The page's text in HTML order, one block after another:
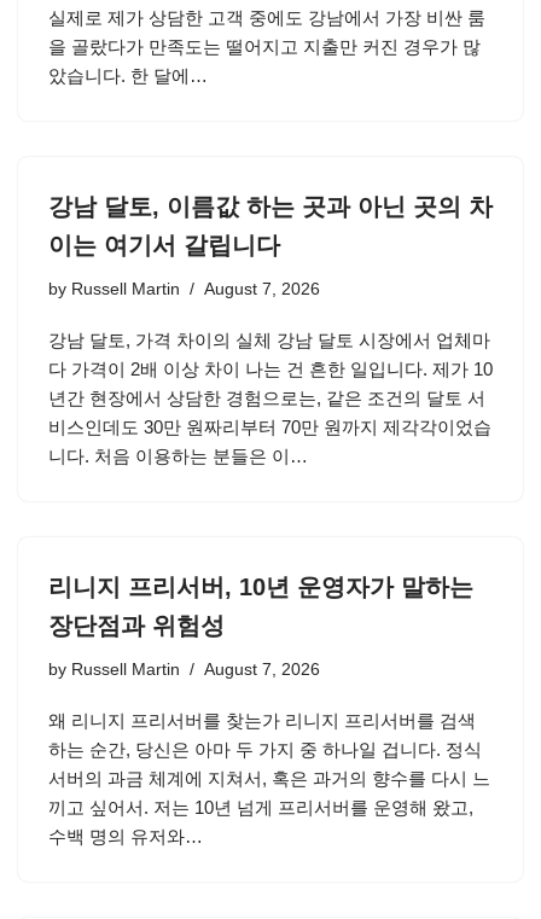
실제로 제가 상담한 고객 중에도 강남에서 가장 비싼 룸
을 골랐다가 만족도는 떨어지고 지출만 커진 경우가 많
았습니다. 한 달에…
강남 달토, 이름값 하는 곳과 아닌 곳의 차
이는 여기서 갈립니다
by Russell Martin August 7, 2026
강남 달토, 가격 차이의 실체 강남 달토 시장에서 업체마
다 가격이 2배 이상 차이 나는 건 흔한 일입니다. 제가 10
년간 현장에서 상담한 경험으로는, 같은 조건의 달토 서
비스인데도 30만 원짜리부터 70만 원까지 제각각이었습
니다. 처음 이용하는 분들은 이…
리니지 프리서버, 10년 운영자가 말하는
장단점과 위험성
by Russell Martin August 7, 2026
왜 리니지 프리서버를 찾는가 리니지 프리서버를 검색
하는 순간, 당신은 아마 두 가지 중 하나일 겁니다. 정식
서버의 과금 체계에 지쳐서, 혹은 과거의 향수를 다시 느
끼고 싶어서. 저는 10년 넘게 프리서버를 운영해 왔고,
수백 명의 유저와…